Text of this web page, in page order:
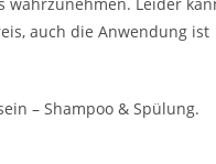
auch die Anwendung ist
– Shampoo & Spülung.